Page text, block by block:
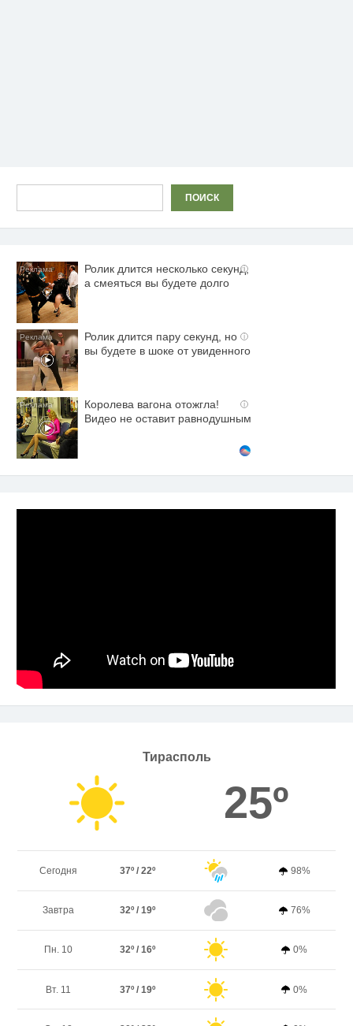
ПОИСК
i
Ролик длится несколько секунд,
а смеяться вы будете долго
i
Ролик длится пару секунд, но
вы будете в шоке от увиденного
i
Королева вагона отожгла!
Видео не оставит равнодушным
Тирасполь
25º
Сегодня 37º / 22º 98%
Завтра 32º / 19º 76%
Пн. 10 32º / 16º 0%
Вт. 11 37º / 19º 0%